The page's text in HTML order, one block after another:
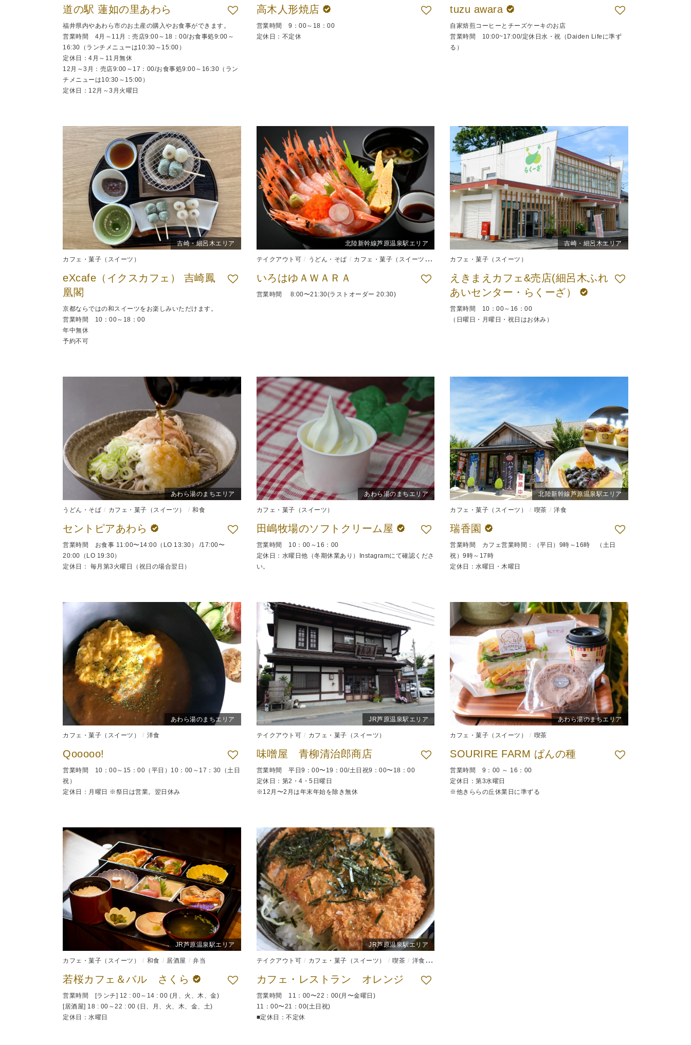
道の駅 蓮如の里あわら
福井県内やあわら市のお土産の購入やお食事ができます。
営業時間 4月～11月：売店9:00～18：00/お食事処9:00～
16:30（ランチメニューは10:30～15:00）
定休日：4月～11月無休
12月～3月：売店9:00～17：00/お食事処9:00～16:30（ラン
チメニューは10:30～15:00）
定休日：12月～3月火曜日
高木人形焼店
営業時間 9：00～18：00
定休日：不定休
tuzu awara
自家焙煎コーヒーとチーズケーキのお店
営業時間 10:00~17:00/定休日水・祝（Daiden Lifeに準ず
る）
吉崎・細呂木エリア
カフェ・菓子（スイーツ）
eXcafe（イクスカフェ） 吉崎鳳
凰閣
京都ならではの和スイーツをお楽しみいただけます。
営業時間 10：00～18：00
年中無休
予約不可
北陸新幹線芦原温泉駅エリア
テイクアウト可 うどん・そば カフェ・菓子（スイーツ） 和食
いろはゆＡＷＡＲＡ
営業時間 8:00〜21:30(ラストオーダー 20:30)
吉崎・細呂木エリア
カフェ・菓子（スイーツ）
えきまえカフェ&売店(細呂木ふれ
あいセンター・らくーざ）
営業時間 10：00～16：00
（日曜日・月曜日・祝日はお休み）
あわら湯のまちエリア
うどん・そば カフェ・菓子（スイーツ） 和食
セントピアあわら
営業時間 お食事 11:00〜14:00（LO 13:30） /17:00〜
20:00（LO 19:30）
定休日： 毎月第3火曜日（祝日の場合翌日）
あわら湯のまちエリア
カフェ・菓子（スイーツ）
田嶋牧場のソフトクリーム屋
営業時間 10：00～16：00
定休日：水曜日他（冬期休業あり）Instagramにて確認くださ
い。
北陸新幹線芦原温泉駅エリア
カフェ・菓子（スイーツ） 喫茶 洋食
瑞香園
営業時間 カフェ営業時間：（平日）9時～16時 （土日
祝）9時～17時
定休日：水曜日・木曜日
あわら湯のまちエリア
カフェ・菓子（スイーツ） 洋食
Qooooo!
営業時間 10：00～15：00（平日）10：00～17：30（土日
祝）
定休日：月曜日 ※祭日は営業。翌日休み
JR芦原温泉駅エリア
テイクアウト可 カフェ・菓子（スイーツ）
味噌屋 青柳清治郎商店
営業時間 平日9：00〜19：00/土日祝9：00〜18：00
定休日：第2・4・5日曜日
※12月〜2月は年末年始を除き無休
あわら湯のまちエリア
カフェ・菓子（スイーツ） 喫茶
SOURIRE FARM ぱんの種
営業時間 9：00 ～ 16：00
定休日：第3水曜日
※他きららの丘休業日に準ずる
JR芦原温泉駅エリア
カフェ・菓子（スイーツ） 和食 居酒屋 弁当
若桜カフェ＆バル さくら
営業時間 [ランチ] 12 : 00～14 : 00 (月、火、木、金)
[居酒屋] 18 : 00～22 : 00 (日、月、火、木、金、土)
定休日：水曜日
JR芦原温泉駅エリア
テイクアウト可 カフェ・菓子（スイーツ） 喫茶 洋食 食堂
カフェ・レストラン オレンジ
営業時間 11：00〜22：00(月〜金曜日)
11：00〜21：00(土日祝)
■定休日：不定休